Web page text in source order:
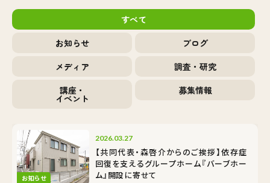
すべて
お知らせ
ブログ
メディア
調査・研究
講座・
イベント
募集情報
お知らせ
2026.03.27
【共同代表・森啓介からのご挨拶】依存症
回復を支えるグループホーム『バーブホー
ム』開設に寄せて